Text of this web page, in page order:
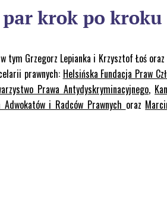
tym Grzegorz Lepianka i Krzysztof Łoś oraz
prawnych: Helsińska Fundacja Praw
Prawa Antydyskryminacyjnego,
i Radców Prawnych oraz